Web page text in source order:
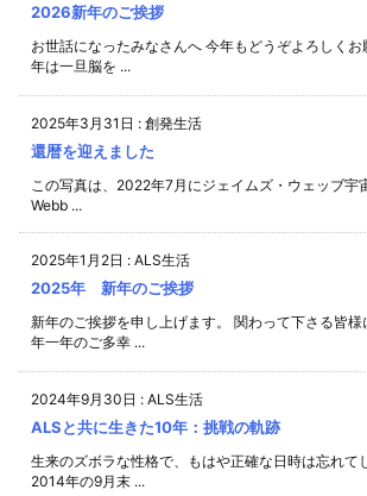
2026新年のご挨拶
お世話になったみなさんへ 今年もどうぞよろしく
年は一旦脳を ...
2025年3月31日 : 創発生活
還暦を迎えました
この写真は、2022年7月にジェイムズ・ウェッブ宇
Webb ...
2025年1月2日 : ALS生活
2025年 新年のご挨拶
新年のご挨拶を申し上げます。 関わって下さる皆
年一年のご多幸 ...
2024年9月30日 : ALS生活
ALSと共に生きた10年：挑戦の軌跡
生来のズボラな性格で、もはや正確な日時は忘れて
2014年の9月末 ...